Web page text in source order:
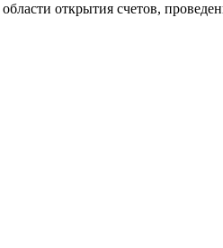
открытия счетов,